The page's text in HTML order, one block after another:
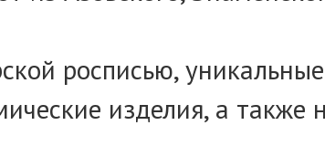
росписью,
изделия, а